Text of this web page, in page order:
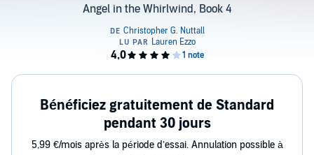
Angel in the Whirlwind, Book 4
Bénéficiez gratuitement de Standard
pendant 30 jours
5,99 €/mois après la période d’essai. Annulation possible à